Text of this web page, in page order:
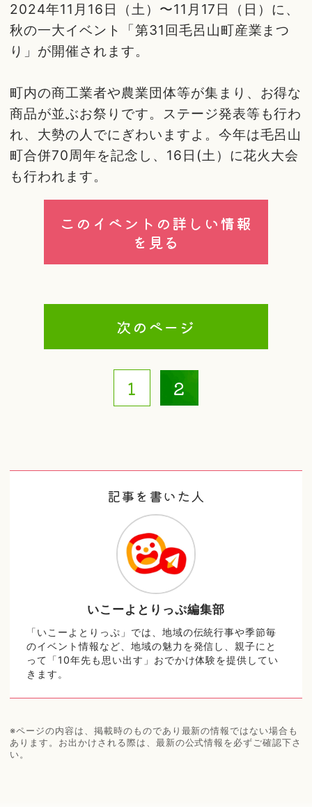
2024年11月16日（土）〜11月17日（日）に、
秋の一大イベント「第31回毛呂山町産業まつ
り」が開催されます。
町内の商工業者や農業団体等が集まり、お得な
商品が並ぶお祭りです。ステージ発表等も行わ
れ、大勢の人でにぎわいますよ。今年は毛呂山
町合併70周年を記念し、16日(土）に花火大会
も行われます。
このイベントの詳しい情報
を見る
次のページ
1 2
記事を書いた人
いこーよとりっぷ編集部
「いこーよとりっぷ」では、地域の伝統行事や季節毎
のイベント情報など、地域の魅力を発信し、親子にと
って「10年先も思い出す」おでかけ体験を提供してい
きます。
※ページの内容は、掲載時のものであり最新の情報ではない場合も
あります。お出かけされる際は、最新の公式情報を必ずご確認下さ
い。